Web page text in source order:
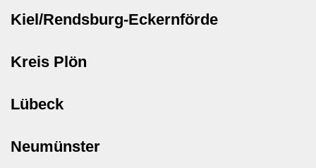
Kiel/Rendsburg-Eckernförde
Kreis Plön
Lübeck
Neumünster